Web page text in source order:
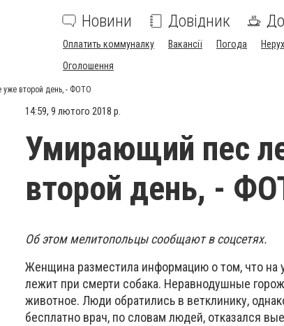
Новини Довідник
Оплатить коммуналку Вакансії Погода
Оголошення
второй день, - ФОТО
14:59, 9 лютого 2018 р.
Умирающий пес
второй день, -
Об этом мелитопольцы сообщают в соцсетях.
Женщина разместила информацию о том, что на
лежит при смерти собака. Неравнодушные
животное. Люди обратились в ветклинику,
бесплатно врач, по словам людей, отказался